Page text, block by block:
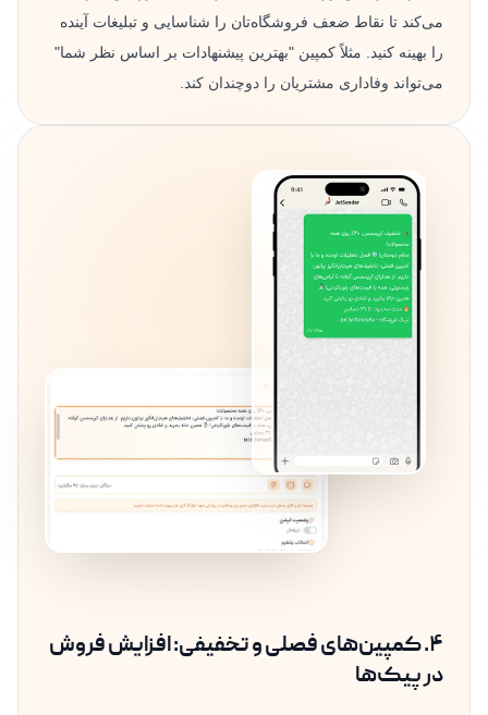
می‌کند تا نقاط ضعف فروشگاه‌تان را شناسایی و تبلیغات آینده
را بهینه کنید. مثلاً کمپین "بهترین پیشنهادات بر اساس نظر شما"
می‌تواند وفاداری مشتریان را دوچندان کند.
۴. کمپین‌های فصلی و تخفیفی: افزایش فروش
در پیک‌ها